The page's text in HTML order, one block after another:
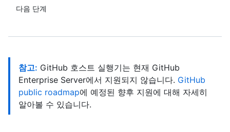
다음 단계
참고: GitHub 호스트 실행기는 현재 GitHub
Enterprise Server에서 지원되지 않습니다. GitHub
public roadmap에 예정된 향후 지원에 대해 자세히
알아볼 수 있습니다.